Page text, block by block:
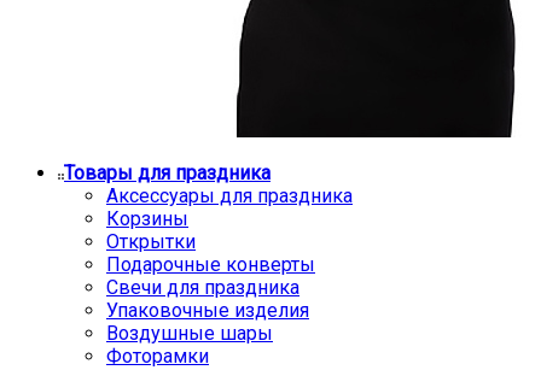
Товары для праздника
Аксессуары для праздника
Корзины
Открытки
Подарочные конверты
Свечи для праздника
Упаковочные изделия
Воздушные шары
Фоторамки